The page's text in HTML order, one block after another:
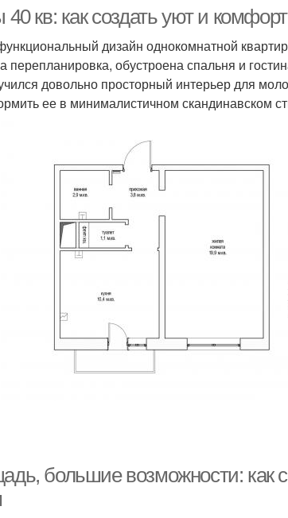
кв: как создать уют и
дизайн однокомнатной
обустроена спальня и
довольно просторный интерьер для
ее в минималистичном скандинавском
большие возможности: как